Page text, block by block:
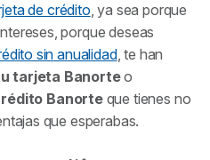
Banorte ¿Qué debo
cancelar la tarjeta
de crédito, ya sea porque
porque deseas
sin anualidad, te han
tarjeta Banorteo
Banorteque tienes no
que esperabas.